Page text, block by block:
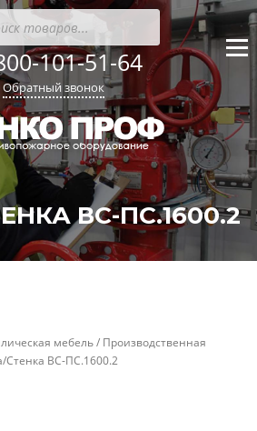
101-51-64
Обратный звонок
ВС-ПС.1600.2
мебель/ Производственная
Стенка ВС-ПС.1600.2